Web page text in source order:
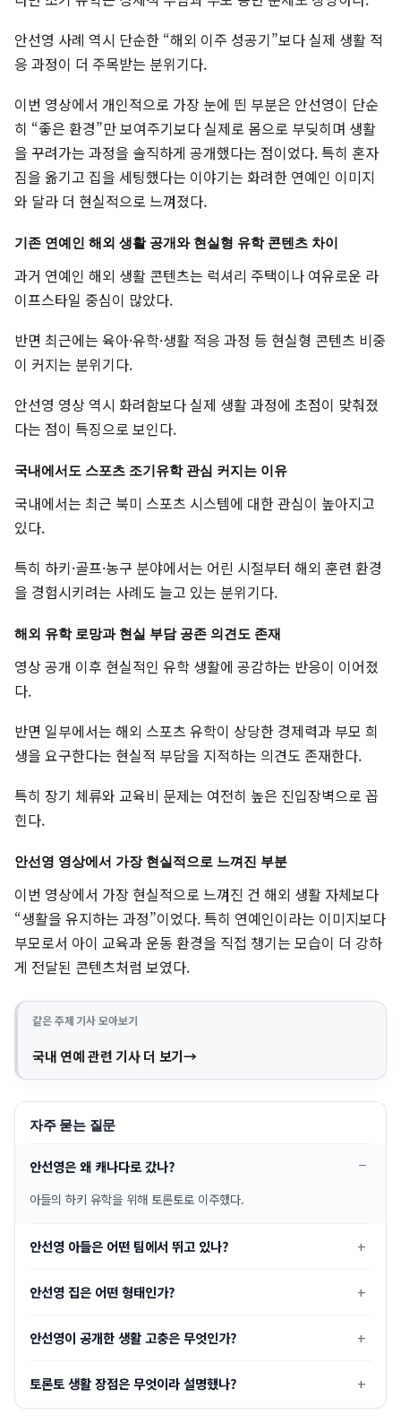
안선영 사례 역시 단순한 “해외 이주 성공기”보다 실제 생활 적
응 과정이 더 주목받는 분위기다.
이번 영상에서 개인적으로 가장 눈에 띈 부분은 안선영이 단순
히 “좋은 환경”만 보여주기보다 실제로 몸으로 부딪히며 생활
을 꾸려가는 과정을 솔직하게 공개했다는 점이었다. 특히 혼자
짐을 옮기고 집을 세팅했다는 이야기는 화려한 연예인 이미지
와 달라 더 현실적으로 느껴졌다.
기존 연예인 해외 생활 공개와 현실형 유학 콘텐츠 차이
과거 연예인 해외 생활 콘텐츠는 럭셔리 주택이나 여유로운 라
이프스타일 중심이 많았다.
반면 최근에는 육아·유학·생활 적응 과정 등 현실형 콘텐츠 비중
이 커지는 분위기다.
안선영 영상 역시 화려함보다 실제 생활 과정에 초점이 맞춰졌
다는 점이 특징으로 보인다.
국내에서도 스포츠 조기유학 관심 커지는 이유
국내에서는 최근 북미 스포츠 시스템에 대한 관심이 높아지고
있다.
특히 하키·골프·농구 분야에서는 어린 시절부터 해외 훈련 환경
을 경험시키려는 사례도 늘고 있는 분위기다.
해외 유학 로망과 현실 부담 공존 의견도 존재
영상 공개 이후 현실적인 유학 생활에 공감하는 반응이 이어졌
다.
반면 일부에서는 해외 스포츠 유학이 상당한 경제력과 부모 희
생을 요구한다는 현실적 부담을 지적하는 의견도 존재한다.
특히 장기 체류와 교육비 문제는 여전히 높은 진입장벽으로 꼽
힌다.
안선영 영상에서 가장 현실적으로 느껴진 부분
이번 영상에서 가장 현실적으로 느껴진 건 해외 생활 자체보다
“생활을 유지하는 과정”이었다. 특히 연예인이라는 이미지보다
부모로서 아이 교육과 운동 환경을 직접 챙기는 모습이 더 강하
게 전달된 콘텐츠처럼 보였다.
같은 주제 기사 모아보기
국내 연예 관련 기사 더 보기
자주 묻는 질문
안선영은 왜 캐나다로 갔나?
아들의 하키 유학을 위해 토론토로 이주했다.
안선영 아들은 어떤 팀에서 뛰고 있나?
안선영 집은 어떤 형태인가?
안선영이 공개한 생활 고충은 무엇인가?
토론토 생활 장점은 무엇이라 설명했나?